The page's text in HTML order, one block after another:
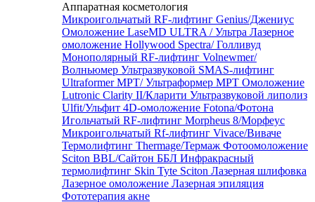
Аппаратная косметология
Микроигольчатый RF-лифтинг Genius/Джениус
Омоложение LaseMD ULTRA / Ультра Лазерное
омоложение Hollywood Spectra/ Голливуд
Монополярный RF-лифтинг Volnewmer/
Волньюмер Ультразвуковой SMAS-лифтинг
Ultraformer MPT/ Ультраформер MPT Омоложение
Lutronic Clarity II/Кларити Ультразвуковой липолиз
Ulfit/Ульфит 4D-омоложение Fotona/Фотона
Игольчатый RF-лифтинг Morpheus 8/Морфеус
Микроигольчатый Rf-лифтинг Vivace/Виваче
Термолифтинг Thermage/Термаж Фотоомоложение
Sciton BBL/Сайтон ББЛ Инфракрасный
термолифтинг Skin Tyte Sciton Лазерная шлифовка
Лазерное омоложение Лазерная эпиляция
Фототерапия акне